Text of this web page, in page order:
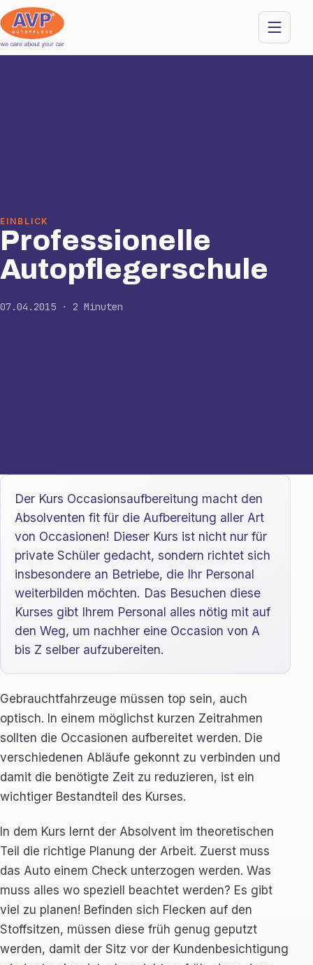
EINBLICK
Professionelle
Autopflegerschule
07.04.2015 · 2 Minuten
Der Kurs Occasionsaufbereitung macht den
Absolventen fit für die Aufbereitung aller Art
von Occasionen! Dieser Kurs ist nicht nur für
private Schüler gedacht, sondern richtet sich
insbesondere an Betriebe, die Ihr Personal
weiterbilden möchten. Das Besuchen diese
Kurses gibt Ihrem Personal alles nötig mit auf
den Weg, um nachher eine Occasion von A
bis Z selber aufzubereiten.
Gebrauchtfahrzeuge müssen top sein, auch
optisch. In einem möglichst kurzen Zeitrahmen
sollten die Occasionen aufbereitet werden. Die
verschiedenen Abläufe gekonnt zu verbinden und
damit die benötigte Zeit zu reduzieren, ist ein
wichtiger Bestandteil des Kurses.
In dem Kurs lernt der Absolvent im theoretischen
Teil die richtige Planung der Arbeit. Zuerst muss
das Auto einem Check unterzogen werden. Was
muss alles wo speziell beachtet werden? Es gibt
viel zu planen! Befinden sich Flecken auf den
Stoffsitzen, müssen diese früh genug geputzt
werden, damit der Sitz vor der Kundenbesichtigung